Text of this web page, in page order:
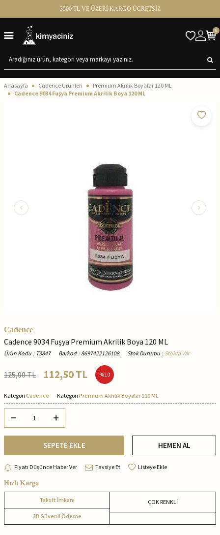
3500 TL VE ÜZERİ KARGO ÜCRETSİZ
0
Anasayfa Cadence Ürünleri
Premium Akrilik Boyalar 120 ML
Cadence 9034 Fuşya Premium Akrilik Boya 120 ML
Cadence
Cadence 9034 Fuşya Premium Akrilik Boya 120 ML
Ürün Kodu : T3847 Barkod : 8697422126108 Stok Durumu : Stokta Var
125,00TL 112,50TL %10
Kategori Cadence Kategori Premium Akrilik Boyalar 120 ML
SEPETE EKLE HEMEN AL
Fiyatı Düşünce Haber Ver Tavsiye Et Listeye Ekle
Hızlı Kargo
Taksit İmkanı
3D Güvenli Ödeme
ÇOK RENKLİ